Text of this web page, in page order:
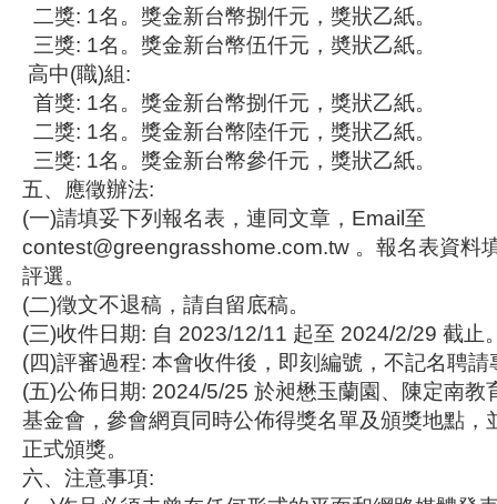
二獎: 1名。獎金新台幣捌仟元，獎狀乙紙。
三獎: 1名。獎金新台幣伍仟元，奬狀乙紙。
高中(職)組:
首獎: 1名。獎金新台幣捌仟元，獎狀乙紙。
二獎: 1名。獎金新台幣陸仟元，獎狀乙紙。
三獎: 1名。獎金新台幣參仟元，獎狀乙紙。
五、應徵辦法:
(一)請填妥下列報名表，連同文章，Email至
contest@greengrasshome.com.tw 。報名表資料
評選。
(二)徵文不退稿，請自留底稿。
(三)收件日期: 自 2023/12/11 起至 2024/2/29 截止
(四)評審過程: 本會收件後，即刻編號，不記名聘
(五)公佈日期: 2024/5/25 於昶懋玉蘭園、陳定南教
基金會，參會網頁同時公佈得獎名單及頒獎地點，
正式頒獎。
六、注意事項: